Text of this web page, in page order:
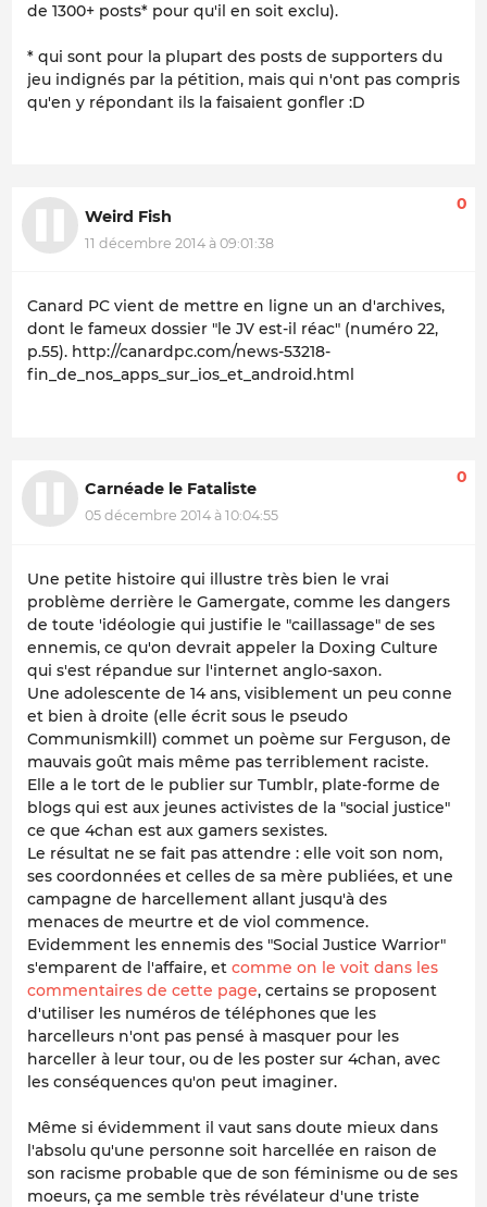
de 1300+ posts* pour qu'il en soit exclu).
* qui sont pour la plupart des posts de supporters du
jeu indignés par la pétition, mais qui n'ont pas compris
qu'en y répondant ils la faisaient gonfler :D
Weird Fish
11 décembre 2014 à 09:01:38
0
Canard PC vient de mettre en ligne un an d'archives,
dont le fameux dossier "le JV est-il réac" (numéro 22,
p.55). http://canardpc.com/news-53218-
fin_de_nos_apps_sur_ios_et_android.html
Carnéade le Fataliste
05 décembre 2014 à 10:04:55
0
Une petite histoire qui illustre très bien le vrai
problème derrière le Gamergate, comme les dangers
de toute 'idéologie qui justifie le "caillassage" de ses
ennemis, ce qu'on devrait appeler la Doxing Culture
qui s'est répandue sur l'internet anglo-saxon.
Une adolescente de 14 ans, visiblement un peu conne
et bien à droite (elle écrit sous le pseudo
Communismkill) commet un poème sur Ferguson, de
mauvais goût mais même pas terriblement raciste.
Elle a le tort de le publier sur Tumblr, plate-forme de
blogs qui est aux jeunes activistes de la "social justice"
ce que 4chan est aux gamers sexistes.
Le résultat ne se fait pas attendre : elle voit son nom,
ses coordonnées et celles de sa mère publiées, et une
campagne de harcellement allant jusqu'à des
menaces de meurtre et de viol commence.
Evidemment les ennemis des "Social Justice Warrior"
s'emparent de l'affaire, et comme on le voit dans les
commentaires de cette page, certains se proposent
d'utiliser les numéros de téléphones que les
harcelleurs n'ont pas pensé à masquer pour les
harceller à leur tour, ou de les poster sur 4chan, avec
les conséquences qu'on peut imaginer.
Même si évidemment il vaut sans doute mieux dans
l'absolu qu'une personne soit harcellée en raison de
son racisme probable que de son féminisme ou de ses
moeurs, ça me semble très révélateur d'une triste